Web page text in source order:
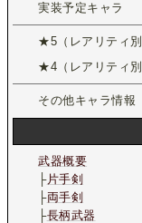
実装予定キャラ
★5（レアリティ別
★4（レアリティ別
その他キャラ情報
武器概要
├片手剣
├両手剣
├長柄武器